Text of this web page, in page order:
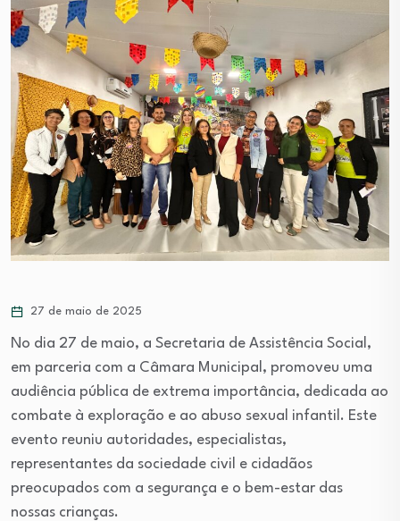
27 de maio de 2025
No dia 27 de maio, a Secretaria de Assistência Social,
em parceria com a Câmara Municipal, promoveu uma
audiência pública de extrema importância, dedicada ao
combate à exploração e ao abuso sexual infantil. Este
evento reuniu autoridades, especialistas,
representantes da sociedade civil e cidadãos
preocupados com a segurança e o bem-estar das
nossas crianças.